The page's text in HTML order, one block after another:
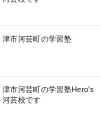
津市河芸町の学習塾
津市河芸町の学習塾Hero’s
河芸校です